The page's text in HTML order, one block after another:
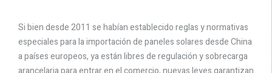
Si bien desde 2011 se habían establecido reglas y normativas
especiales para la importación de paneles solares desde China
a países europeos, ya están libres de regulación y sobrecarga